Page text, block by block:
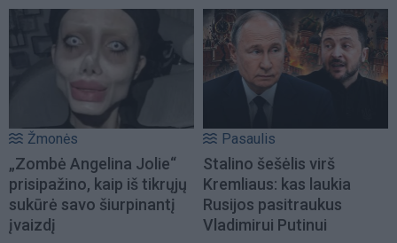
Žmonės
„Zombė Angelina Jolie“
prisipažino, kaip iš tikrųjų
sukūrė savo šiurpinantį
įvaizdį
Pasaulis
Stalino šešėlis virš
Kremliaus: kas laukia
Rusijos pasitraukus
Vladimirui Putinui